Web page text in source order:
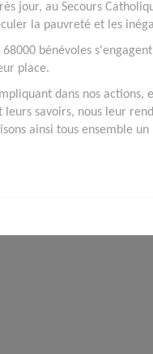
jour, au Secours
la pauvreté et les
68000 bénévoles
place.
dans nos
leurs savoirs, nous leur
ainsi tous ensemble